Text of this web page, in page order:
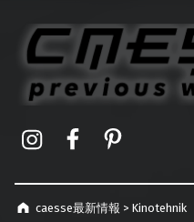
caesse最新情報 > Kinotehnik